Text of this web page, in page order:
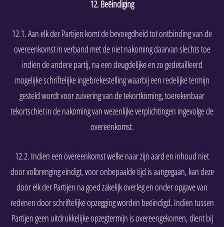
12. Beëindiging
12.1. Aan elk der Partijen komt de bevoegdheid tot ontbinding van de
overeenkomst in verband met de niet nakoming daarvan slechts toe
indien de andere partij, na een deugdelijke en zo gedetailleerd
mogelijke schriftelijke ingebrekestelling waarbij een redelijke termijn
gesteld wordt voor zuivering van de tekortkoming, toerekenbaar
tekortschiet in de nakoming van wezenlijke verplichtingen ingevolge de
overeenkomst.
12.2. Indien een overeenkomst welke naar zijn aard en inhoud niet
door volbrenging eindigt, voor onbepaalde tijd is aangegaan, kan deze
door elk der Partijen na goed zakelijk overleg en onder opgave van
redenen door schriftelijke opzegging worden beëindigd. Indien tussen
Partijen geen uitdrukkelijke opzegtermijn is overeengekomen, dient bij